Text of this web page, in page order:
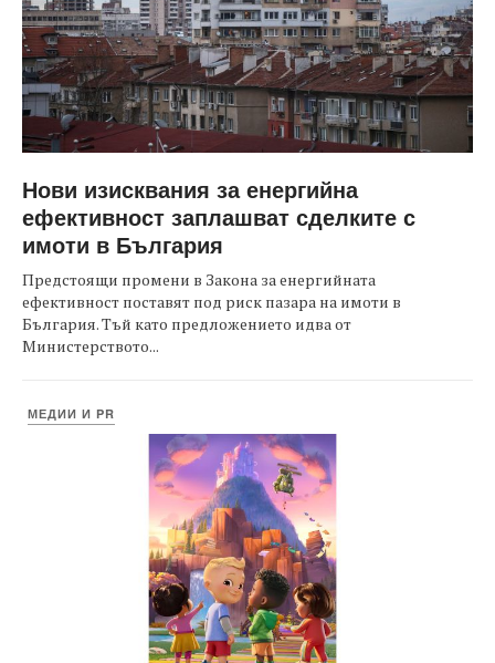
Нови изисквания за енергийна
ефективност заплашват сделките с
имоти в България
Предстоящи промени в Закона за енергийната
ефективност поставят под риск пазара на имоти в
България. Тъй като предложението идва от
Министерството...
МЕДИИ И PR